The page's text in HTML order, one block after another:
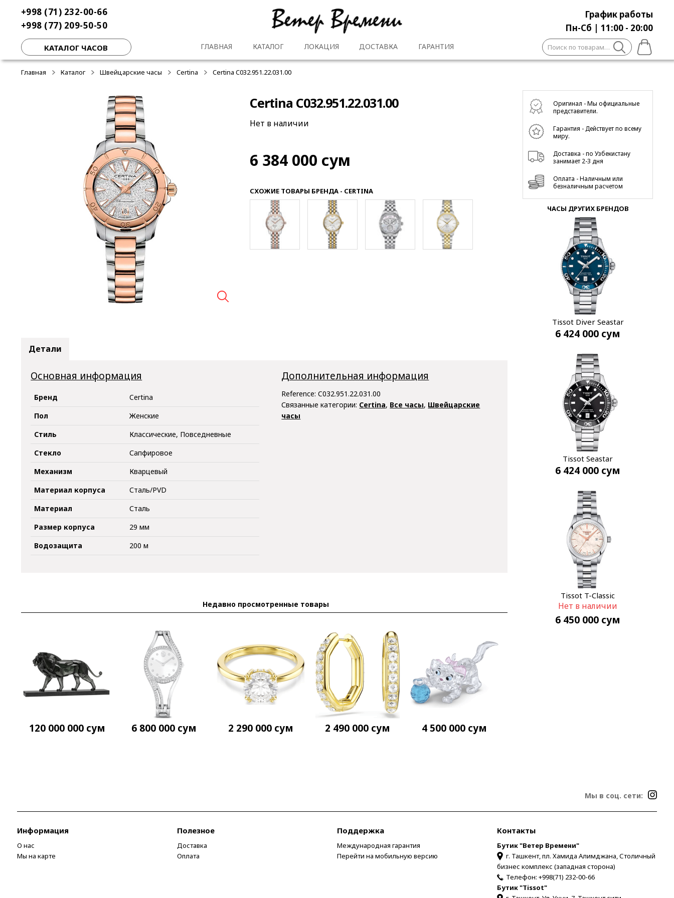
навигации
содержимому
+998 (71) 232-00-66
+998 (77) 209-50-50
График работы
Пн-Сб | 11:00 - 20:00
КАТАЛОГ ЧАСОВ ГЛАВНАЯ КАТАЛОГ ЛОКАЦИЯ ДОСТАВКА ГАРАНТИЯ Искать:
Главная Каталог Швейцарские часы Certina Certina C032.951.22.031.00
Certina C032.951.22.031.00
Нет в наличии
6 384 000 сум
СХОЖИЕ ТОВАРЫ БРЕНДА - CERTINA
Детали
Основная информация
Бренд
Certina
Пол
Женские
Стиль
Классические, Повседневные
Стекло
Сапфировое
Механизм
Кварцевый
Материал корпуса
Сталь/PVD
Материал
Сталь
Размер корпуса
29 мм
Водозащита
200 м
Дополнительная информация
Reference:C032.951.22.031.00
Связанные категории: Certina, Все часы, Швейцарские
часы
Недавно просмотренные товары
120 000 000 сум 6 800 000 сум 2 290 000 сум 2 490 000 сум 4 500 000 сум
Оригинал - Мы официальные
представители.
Гарантия - Действует по всему
миру.
Доставка - по Узбекистану
занимает 2-3 дня
Оплата - Наличным или
безналичным расчетом
ЧАСЫ ДРУГИХ БРЕНДОВ
Tissot Diver Seastar
T120.210.11.041.00
6 424 000 сум
Tissot Seastar
T120.210.11.051.00
6 424 000 сум
Tissot T-Classic
T132.010.11.111.00
Нет в наличии
6 450 000 сум
Мы в соц. сети:
Информация
О нас
Мы на карте
Полезное
Доставка
Оплата
Поддержка
Международная гарантия
Перейти на мобильную версию
Контакты
Бутик "Ветер Времени"
г. Ташкент, пл. Хамида Алимджана, Столичный
бизнес комплекс (западная сторона)
Телефон: +998(71) 232-00-66
Бутик "Tissot"